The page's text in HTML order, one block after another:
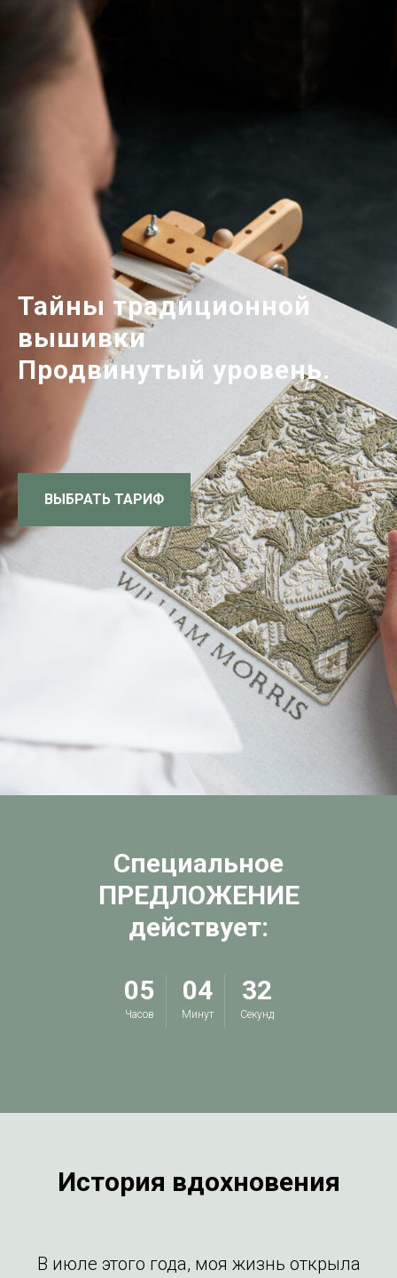
Тайны традиционной
вышивки
Продвинутый уровень.
ВЫБРАТЬ ТАРИФ
Специальное
ПРЕДЛОЖЕНИЕ
действует:
05
Часов
04
Минут
31
Секунд
История вдохновения
В июле этого года, моя жизнь открыла